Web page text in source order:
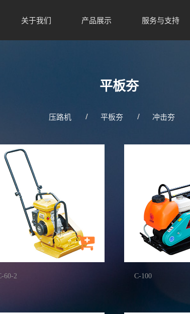
关于我们 产品展示 服务与支持
平板夯
压路机 平板夯 冲击夯
60-2 C-100